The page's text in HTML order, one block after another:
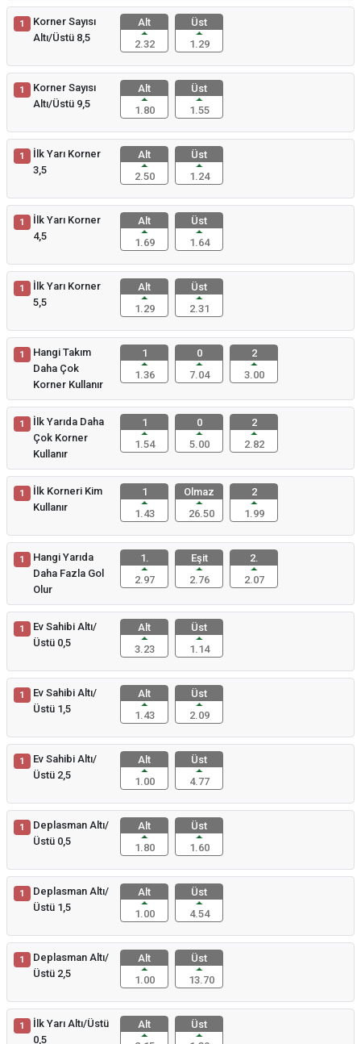
1
Korner Sayısı
Altı/Üstü 8,5
Alt
2.32
Üst
1.29
1
Korner Sayısı
Altı/Üstü 9,5
Alt
1.80
Üst
1.55
1
İlk Yarı Korner
3,5
Alt
2.50
Üst
1.24
1
İlk Yarı Korner
4,5
Alt
1.69
Üst
1.64
1
İlk Yarı Korner
5,5
Alt
1.29
Üst
2.31
1
Hangi Takım
Daha Çok
Korner Kullanır
1
1.36
0
7.04
2
3.00
1
İlk Yarıda Daha
Çok Korner
Kullanır
1
1.54
0
5.00
2
2.82
1
İlk Korneri Kim
Kullanır
1
1.43
Olmaz
26.50
2
1.99
1
Hangi Yarıda
Daha Fazla Gol
Olur
1.
2.97
Eşit
2.76
2.
2.07
1
Ev Sahibi Altı/
Üstü 0,5
Alt
3.23
Üst
1.14
1
Ev Sahibi Altı/
Üstü 1,5
Alt
1.43
Üst
2.09
1
Ev Sahibi Altı/
Üstü 2,5
Alt
1.00
Üst
4.77
1
Deplasman Altı/
Üstü 0,5
Alt
1.80
Üst
1.60
1
Deplasman Altı/
Üstü 1,5
Alt
1.00
Üst
4.54
1
Deplasman Altı/
Üstü 2,5
Alt
1.00
Üst
13.70
1
İlk Yarı Altı/Üstü
0,5
Alt
Üst